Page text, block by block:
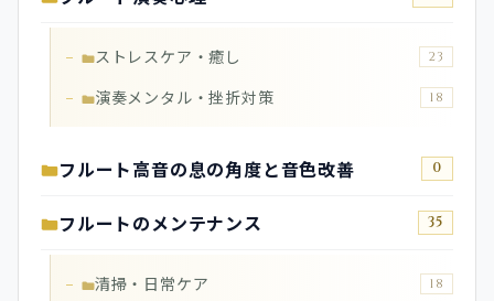
ストレスケア・癒し 23
演奏メンタル・挫折対策 18
フルート高音の息の角度と音色改善 0
フルートのメンテナンス 35
清掃・日常ケア 18